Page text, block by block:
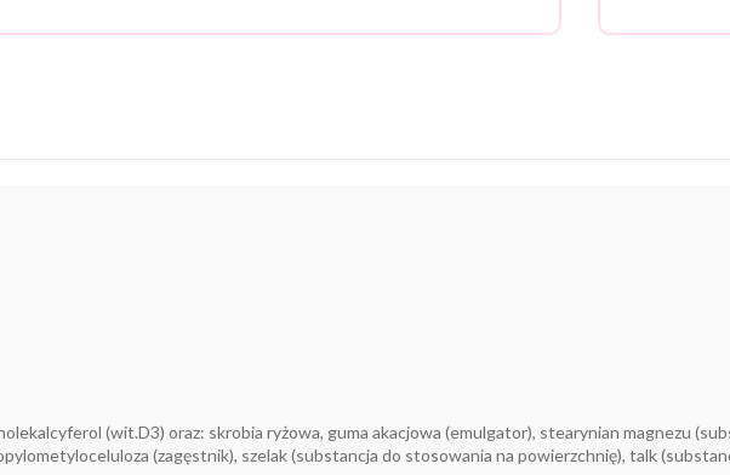
(wit.D3) oraz: skrobia ryżowa, guma akacjowa (emulgator), stearynian magnezu
(zagęstnik), szelak (substancja do stosowania na powierzchnię), talk